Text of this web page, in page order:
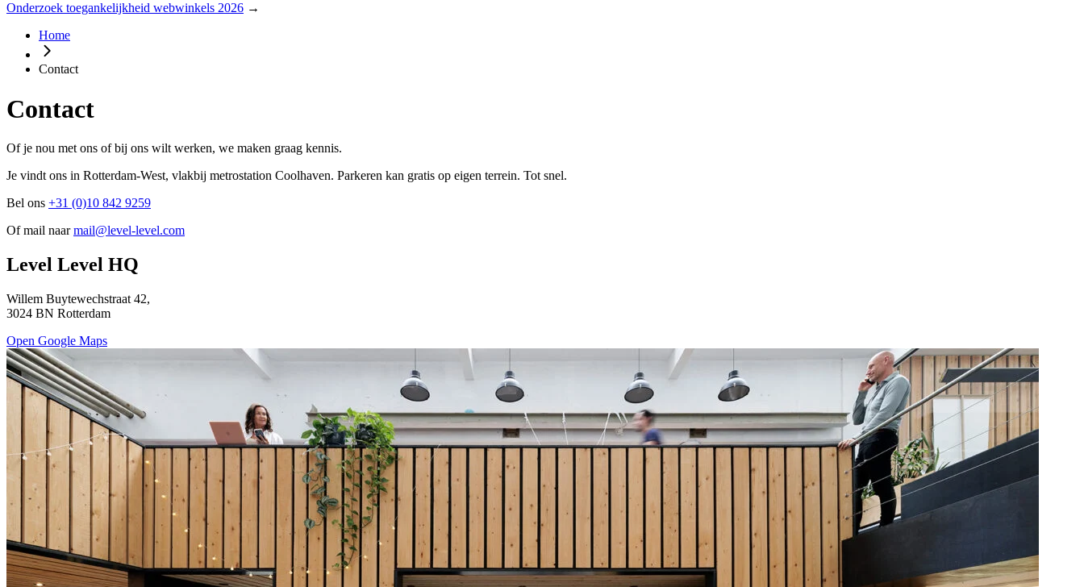
Onderzoek toegankelijkheid webwinkels 2026 →
Home
Contact
Contact
Of je nou met ons of bij ons wilt werken, we maken graag kennis.
Je vindt ons in Rotterdam-West, vlakbij metrostation Coolhaven. Parkeren kan gratis op eigen terrein. Tot snel.
Bel ons +31 (0)10 842 9259
Of mail naarmail@level-level.com
Level Level HQ
Willem Buytewechstraat 42,
3024 BN Rotterdam
Open Google Maps